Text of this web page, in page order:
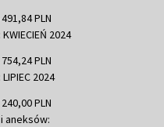
PLN
2024
PLN
2024
PLN
aneksów: